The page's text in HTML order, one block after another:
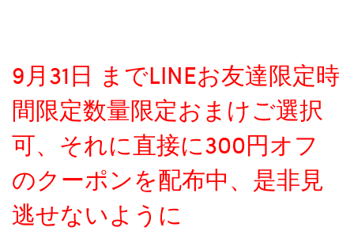
9月31日 までLINEお友達限定時
間限定数量限定おまけご選択
可、それに直接に300円オフ
のクーポンを配布中、是非見
逃せないように